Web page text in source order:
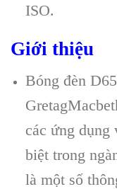
ISO.
Giới thiệu
Bóng đèn
các ứng dụng
biệt trong
là một số